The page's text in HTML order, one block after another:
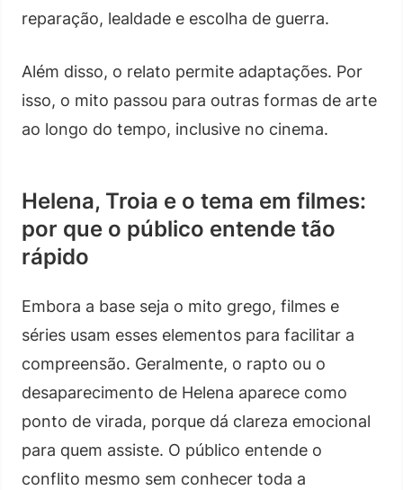
reparação, lealdade e escolha de guerra.
Além disso, o relato permite adaptações. Por
isso, o mito passou para outras formas de arte
ao longo do tempo, inclusive no cinema.
Helena, Troia e o tema em filmes:
por que o público entende tão
rápido
Embora a base seja o mito grego, filmes e
séries usam esses elementos para facilitar a
compreensão. Geralmente, o rapto ou o
desaparecimento de Helena aparece como
ponto de virada, porque dá clareza emocional
para quem assiste. O público entende o
conflito mesmo sem conhecer toda a